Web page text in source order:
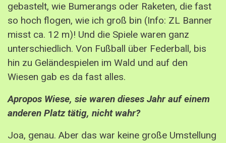
gebastelt, wie Bumerangs oder Raketen, die fast
so hoch flogen, wie ich groß bin (Info: ZL Banner
misst ca. 12 m)! Und die Spiele waren ganz
unterschiedlich. Von Fußball über Federball, bis
hin zu Geländespielen im Wald und auf den
Wiesen gab es da fast alles.
Apropos Wiese, sie waren dieses Jahr auf einem
anderen Platz tätig, nicht wahr?
Joa, genau. Aber das war keine große Umstellung